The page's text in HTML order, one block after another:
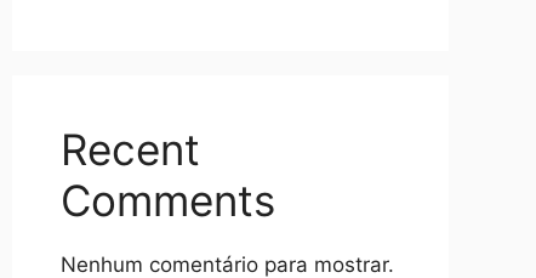
Recent
Comments
Nenhum comentário para mostrar.